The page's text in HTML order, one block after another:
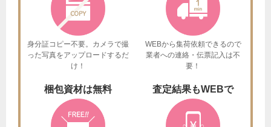
身分証コピー不要。カメラで撮
った写真をアップロードするだ
け！
WEBから集荷依頼できるので
業者への連絡・伝票記入は不
要！
梱包資材は無料 査定結果もWEBで